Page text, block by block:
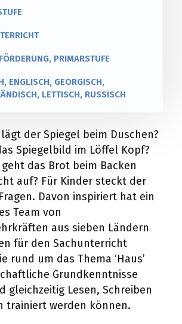
PRIMARSTUFE
ENGLISCH, GEORGISCH,
LETTISCH, RUSSISCH
der Spiegel beim Duschen?
Spiegelbild im Löffel Kopf?
das Brot beim Backen
auf? Für Kinder steckt der
Davon inspiriert hat ein
Team von
aus sieben Ländern
für den Sachunterricht
rund um das Thema ‘Haus’
Grundkenntnisse
gleichzeitig Lesen, Schreiben
trainiert werden können.